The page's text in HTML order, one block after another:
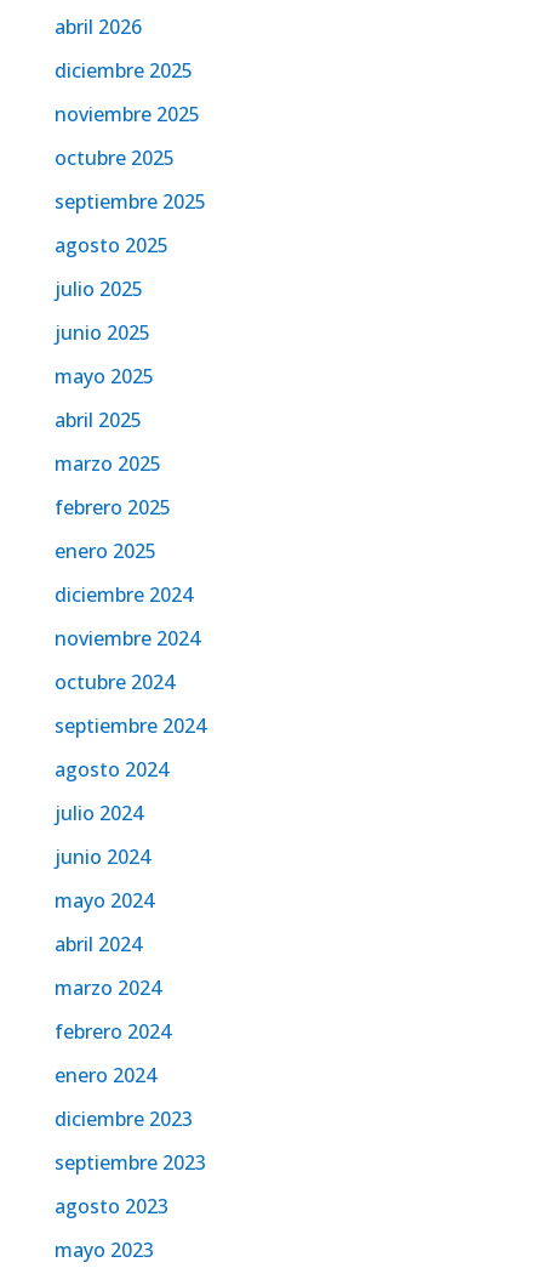
abril 2026
diciembre 2025
noviembre 2025
octubre 2025
septiembre 2025
agosto 2025
julio 2025
junio 2025
mayo 2025
abril 2025
marzo 2025
febrero 2025
enero 2025
diciembre 2024
noviembre 2024
octubre 2024
septiembre 2024
agosto 2024
julio 2024
junio 2024
mayo 2024
abril 2024
marzo 2024
febrero 2024
enero 2024
diciembre 2023
septiembre 2023
agosto 2023
mayo 2023